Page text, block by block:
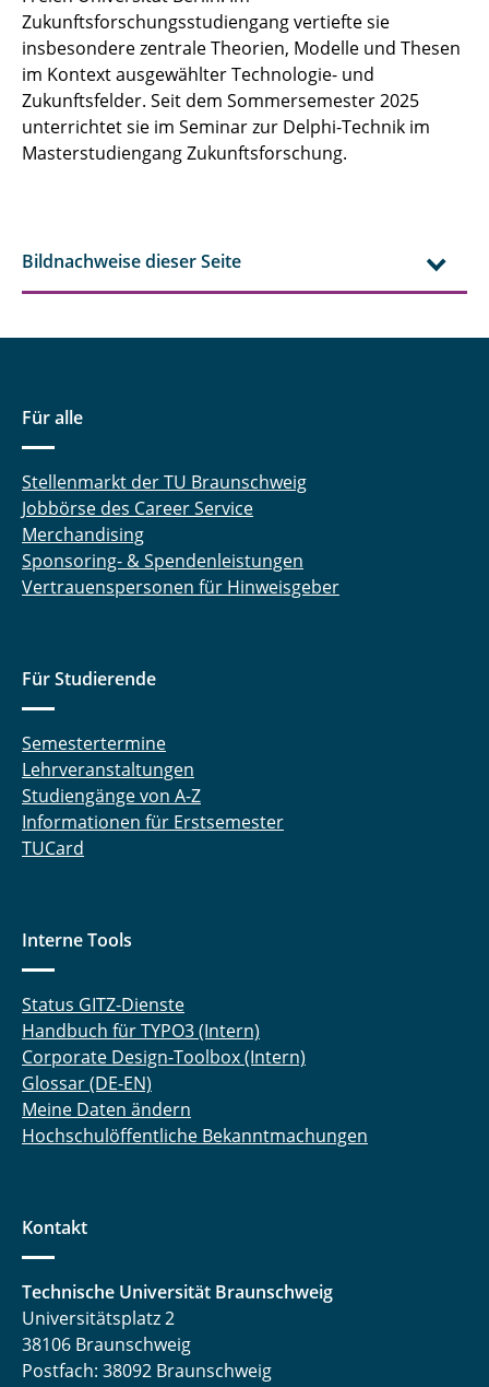
Zukunftsforschungsstudiengang vertiefte sie
insbesondere zentrale Theorien, Modelle und Thesen
im Kontext ausgewählter Technologie- und
Zukunftsfelder. Seit dem Sommersemester 2025
unterrichtet sie im Seminar zur Delphi-Technik im
Masterstudiengang Zukunftsforschung.
Bildnachweise dieser Seite
Für alle
Stellenmarkt der TU Braunschweig
Jobbörse des Career Service
Merchandising
Sponsoring- & Spendenleistungen
Vertrauenspersonen für Hinweisgeber
Für Studierende
Semestertermine
Lehrveranstaltungen
Studiengänge von A-Z
Informationen für Erstsemester
TUCard
Interne Tools
Status GITZ-Dienste
Handbuch für TYPO3 (Intern)
Corporate Design-Toolbox (Intern)
Glossar (DE-EN)
Meine Daten ändern
Hochschulöffentliche Bekanntmachungen
Kontakt
Technische Universität Braunschweig
Universitätsplatz 2
38106 Braunschweig
Postfach: 38092 Braunschweig